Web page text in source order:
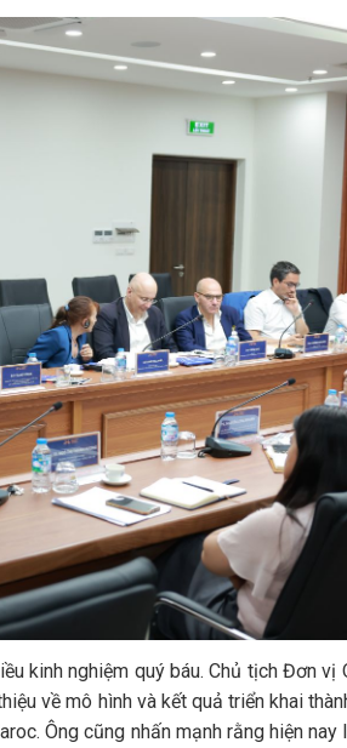
kinh nghiệm quý báu. Chủ tịch Đơn
về mô hình và kết quả triển khai
Ông cũng nhấn mạnh rằng hiện